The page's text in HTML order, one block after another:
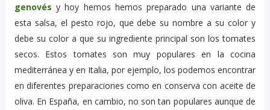
genovés y hoy hemos hemos preparado una variante de
esta salsa, el pesto rojo, que debe su nombre a su color y
debe su color a que su ingrediente principal son los tomates
secos. Estos tomates son muy populares en la cocina
mediterránea y en Italia, por ejemplo, los podemos encontrar
en diferentes preparaciones como en conserva con aceite de
oliva. En España, en cambio, no son tan populares aunque de